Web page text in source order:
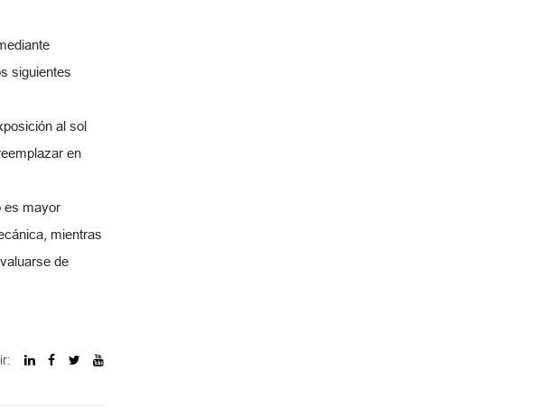
siguientes
al sol
en
es mayor
mientras
de